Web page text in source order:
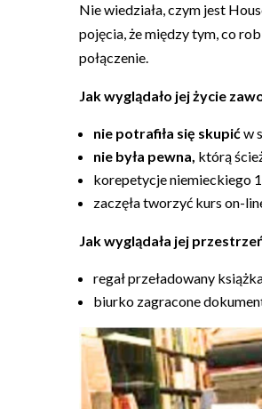
Nie wiedziała, czym jest
pojęcia, że między tym, co
połączenie.
Jak wyglądało jej życie
nie potrafiła się skupićw
nie była pewna, którą
korepetycje niemieckiego
zaczęła tworzyć kurs on-
Jak wyglądała jej
regał przeładowany
biurko zagracone